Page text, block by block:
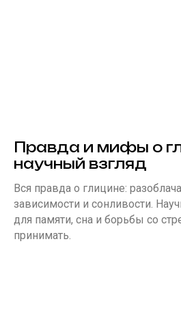
Правда и мифы о
научный взгляд
Вся правда о глицине:
зависимости и сонливости.
для памяти, сна и борьбы со
принимать.